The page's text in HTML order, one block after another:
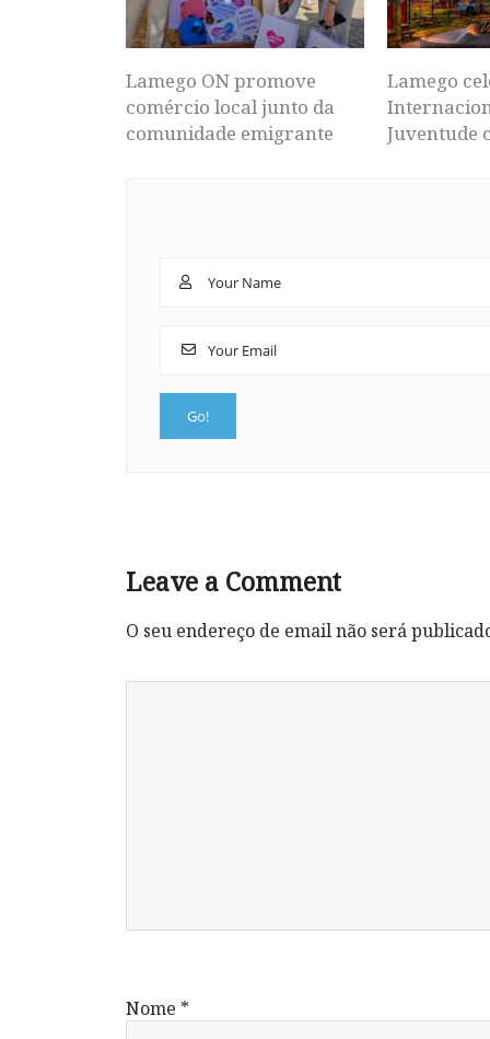
Lamego ON promove
comércio local junto da
comunidade emigrante
Lamego
Juventude
Leave a Comment
O seu endereço de email não será
Nome *